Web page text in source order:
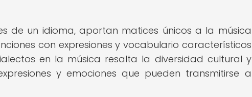
de un idioma, aportan matices únicos a la música
con expresiones y vocabulario característicos
en la música resalta la diversidad cultural y
y emociones que pueden transmitirse a